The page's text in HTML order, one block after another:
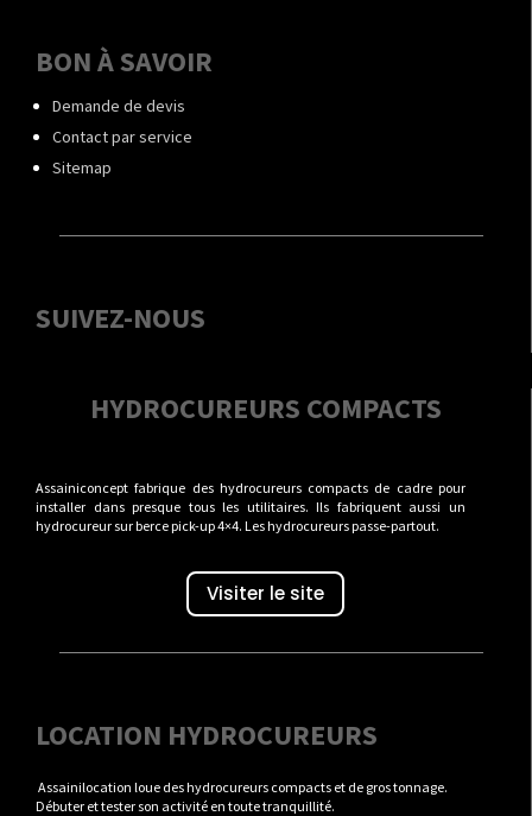
BON À SAVOIR
Demande de devis
Contact par service
Sitemap
SUIVEZ-NOUS
HYDROCUREURS COMPACTS
Assainiconcept fabrique des hydrocureurs compacts de cadre pour
installer dans presque tous les utilitaires. Ils fabriquent aussi un
hydrocureur sur berce pick-up 4×4. Les hydrocureurs passe-partout.
Visiter le site
LOCATION HYDROCUREURS
Assainilocation loue des hydrocureurs compacts et de gros tonnage.
Débuter et tester son activité en toute tranquillité.